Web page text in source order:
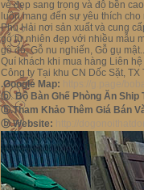
vẻ đẹp sang trọng và độ bền
luôn mang đến sự yêu thích
Phú Hải nơi sản xuất và cung
gỗ tự nhiên đẹp với nhiều mẫu
gõ đỏ, Gỗ nu nghiến, Gỗ gụ
Quí khách khi mua hàng Liên
Công ty Tại khu CN Dốc Sặt,
.Google Map:
ⓑ.Bộ Bàn Ghế Phòng Ăn Ship
ⓑ.Tham Khảo Thêm Giá Bán
ⓑ.Website: